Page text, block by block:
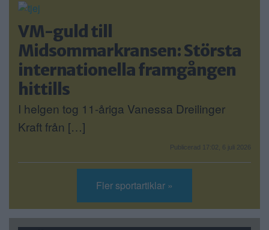
VM-guld till
Midsommarkransen: Största
internationella framgången
hittills
I helgen tog 11-åriga Vanessa Dreilinger
Kraft från […]
Publicerad 17:02, 6 juli 2026
Fler sportartiklar »